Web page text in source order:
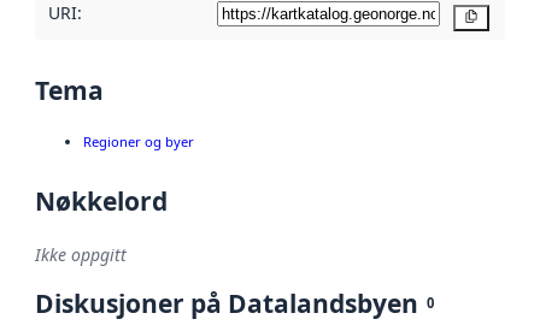
URI:
Tema
Regioner og byer
Nøkkelord
Ikke oppgitt
Diskusjoner på Datalandsbyen 0